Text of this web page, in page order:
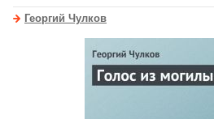
Георгий Чулков